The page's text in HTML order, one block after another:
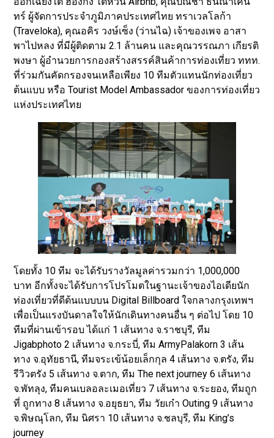
ทร์ ผู้จัดการประจำภูมิภาคประเทศไทย ทราเวลโลก้า
(Traveloka), คุณอคิร วงษ์เซ็ง (ว่านไฉ) เจ้าของเพจ อาสา
พาไปหลง ที่มีผู้ติดตาม 2.1 ล้านคน และคุณวรรณภา เกียรติ
พงษา ผู้อำนวยการกองสร้างสรรค์สินค้าการท่องเที่ยว ททท.
ที่ร่วมกันคัดกรองจนเหลือเพียง 10 ทีมตัวแทนนักท่องเที่ยว
ต้นแบบ หรือ Tourist Model Ambassador ของการท่องเที่ยว
แห่งประเทศไทย
โดยทั้ง 10 ทีม จะได้รับรางวัลมูลค่ารวมกว่า 1,000,000
บาท อีกทั้งจะได้รับการโปรโมตในฐานะเจ้าของไอเดียนัก
ท่องเที่ยวที่ดีต้นแบบบน Digital Billboard ใจกลางกรุงเทพฯ
เพื่อเป็นแรงบันดาลใจให้นักเดินทางคนอื่น ๆ ต่อไป โดย 10
ทีมที่ผ่านเข้ารอบ ได้แก่ 1 เส้นทาง จ.ราชบุรี, ทีม
Jigabphoto 2 เส้นทาง จ.กระบี่, ทีม ArmyPalakorn 3 เส้น
ทาง จ.อุทัยธานี, ทีมจระเข้น้อยเล็กกุล 4 เส้นทาง จ.ตรัง, ทีม
รีวิวตรัง 5 เส้นทาง จ.ตาก, ทีม The next journey 6 เส้นทาง
จ.พัทลุง, ทีมคนเบลอละเมอเที่ยว 7 เส้นทาง จ.ระยอง, ทีมถูก
ที่ ถูกทาง 8 เส้นทาง จ.อยุธยา, ทีม วัยเก๋า Outing 9 เส้นทาง
จ.พิษณุโลก, ทีม นิศรา 10 เส้นทาง จ.ชลบุรี, ทีม King’s
journey